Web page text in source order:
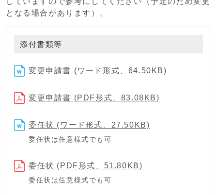
となる場合があります）。
添付書類等
変更申請書 (ワード形式、64.50KB)
変更申請書 (PDF形式、83.08KB)
委任状 (ワード形式、27.50KB)
委任状は任意様式でも可
委任状 (PDF形式、51.80KB)
委任状は任意様式でも可